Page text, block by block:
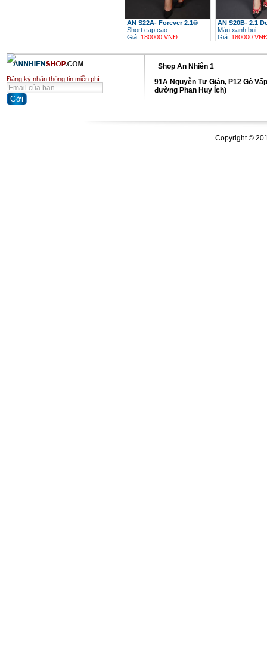
AN S22A- Forever 2.1®
Short cạp cao
Giá: 180000 VNĐ
AN S20B- 2.1
Màu xanh bụi
Giá: 180000
Đăng ký nhận thông tin miễn phí
Shop An Nhiên 1
91A Nguyễn Tư Giản, P12 Gò
đường Phan Huy Ích)
Copyright ©